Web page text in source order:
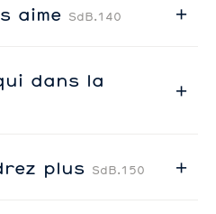
aime SdB.140
dans la
plus SdB.150